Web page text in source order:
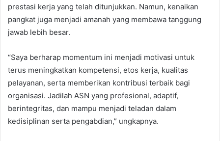
prestasi kerja yang telah ditunjukkan. Namun, kenaikan
pangkat juga menjadi amanah yang membawa tanggung
jawab lebih besar.
“Saya berharap momentum ini menjadi motivasi untuk
terus meningkatkan kompetensi, etos kerja, kualitas
pelayanan, serta memberikan kontribusi terbaik bagi
organisasi. Jadilah ASN yang profesional, adaptif,
berintegritas, dan mampu menjadi teladan dalam
kedisiplinan serta pengabdian,” ungkapnya.